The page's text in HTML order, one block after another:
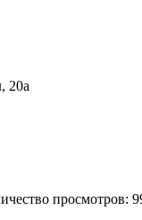
20а
просмотров: